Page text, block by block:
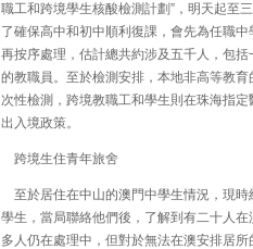
職工和跨境學生核酸檢測計劃”，明天起至
了確保高中和初中順利復課，會先為任職
再按序處理，估計總共約涉及五千人，包
的教職員。至於檢測安排，本地非高等教
次性檢測，跨境教職工和學生則在珠海指
出入境政策。
跨境生住青年旅舍
至於居住在中山的澳門中學生情況，現時
學生，當局聯絡他們後，了解到有二十人
多人仍在處理中，但對於無法在澳安排居